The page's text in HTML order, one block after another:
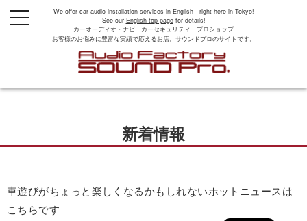
We offer car audio installation services in English—right here in Tokyo!
See our English top pagefor details!
カーオーディオ・ナビ カーセキュリティ プロショップ
お客様のお悩みに豊富な実績で応えるお店。サウンドプロのサイトです。
t
o
a
i
新着情報
車遊びがちょっと楽しくなるかもしれないホットニュースは
こちらです